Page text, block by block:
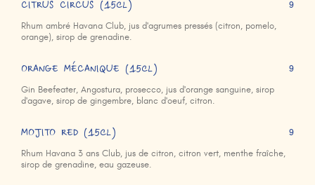
CITRUS CIRCUS (15cl)
Rhum ambré Havana Club, jus d'agrumes pressés (citron, pomelo,
orange), sirop de grenadine.
9
ORANGE MÉCANIQUE (15cl)
Gin Beefeater, Angostura, prosecco, jus d'orange sanguine, sirop
d'agave, sirop de gingembre, blanc d'oeuf, citron.
9
MOJITO RED (15cl)
Rhum Havana 3 ans Club, jus de citron, citron vert, menthe fraîche,
sirop de grenadine, eau gazeuse.
9